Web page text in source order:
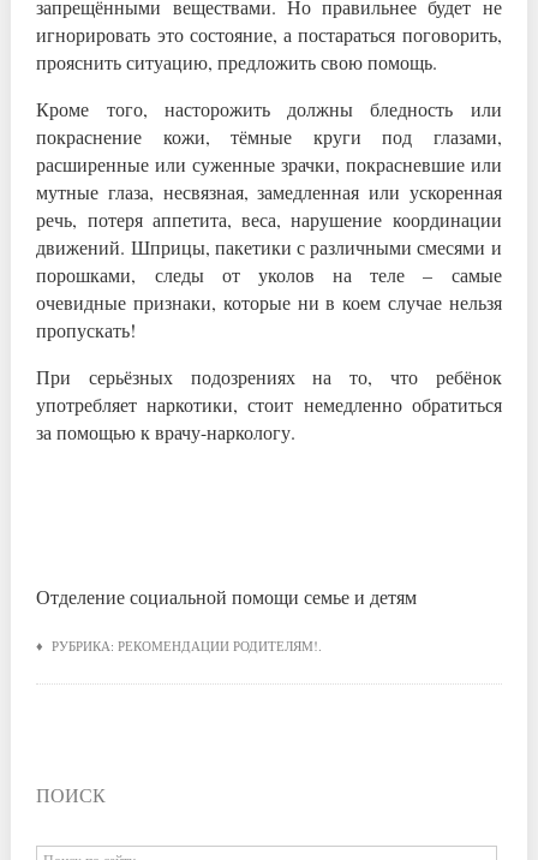
запрещёнными веществами. Но правильнее будет не
игнорировать это состояние, а постараться поговорить,
прояснить ситуацию, предложить свою помощь.
Кроме того, насторожить должны бледность или
покраснение кожи, тёмные круги под глазами,
расширенные или суженные зрачки, покрасневшие или
мутные глаза, несвязная, замедленная или ускоренная
речь, потеря аппетита, веса, нарушение координации
движений. Шприцы, пакетики с различными смесями и
порошками, следы от уколов на теле – самые
очевидные признаки, которые ни в коем случае нельзя
пропускать!
При серьёзных подозрениях на то, что ребёнок
употребляет наркотики, стоит немедленно обратиться
за помощью к врачу-наркологу.
Отделение социальной помощи семье и детям
♦ РУБРИКА:РЕКОМЕНДАЦИИ РОДИТЕЛЯМ!.
ПОИСК